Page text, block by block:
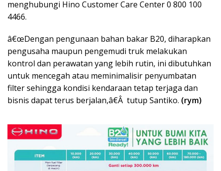
menghubungi Hino Customer Care Center 0 800 100
4466.
â€œDengan pengunaan bahan bakar B20, diharapkan
pengusaha maupun pengemudi truk melakukan
kontrol dan perawatan yang lebih rutin, ini dibutuhkan
untuk mencegah atau meminimalisir penyumbatan
filter sehingga kondisi kendaraan tetap terjaga dan
bisnis dapat terus berjalan,â€Â tutup Santiko. (rym)